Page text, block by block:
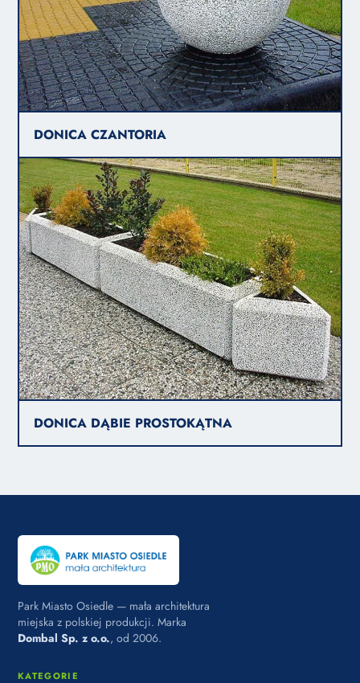
DONICA CZANTORIA
DONICA DĄBIE PROSTOKĄTNA
Park Miasto Osiedle — mała architektura
miejska z polskiej produkcji. Marka
Dombal Sp. z o.o., od 2006.
KATEGORIE